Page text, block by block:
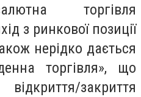
торгівля
з ринкової позиції
нерідко дається
торгівля», що
закриття